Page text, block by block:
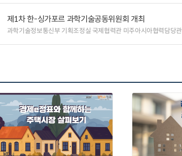
제1차 한-싱가포르 과학기술공동위원회 개최
과학기술정보통신부 기획조정실 국제협력관 미주아시아협력담당관